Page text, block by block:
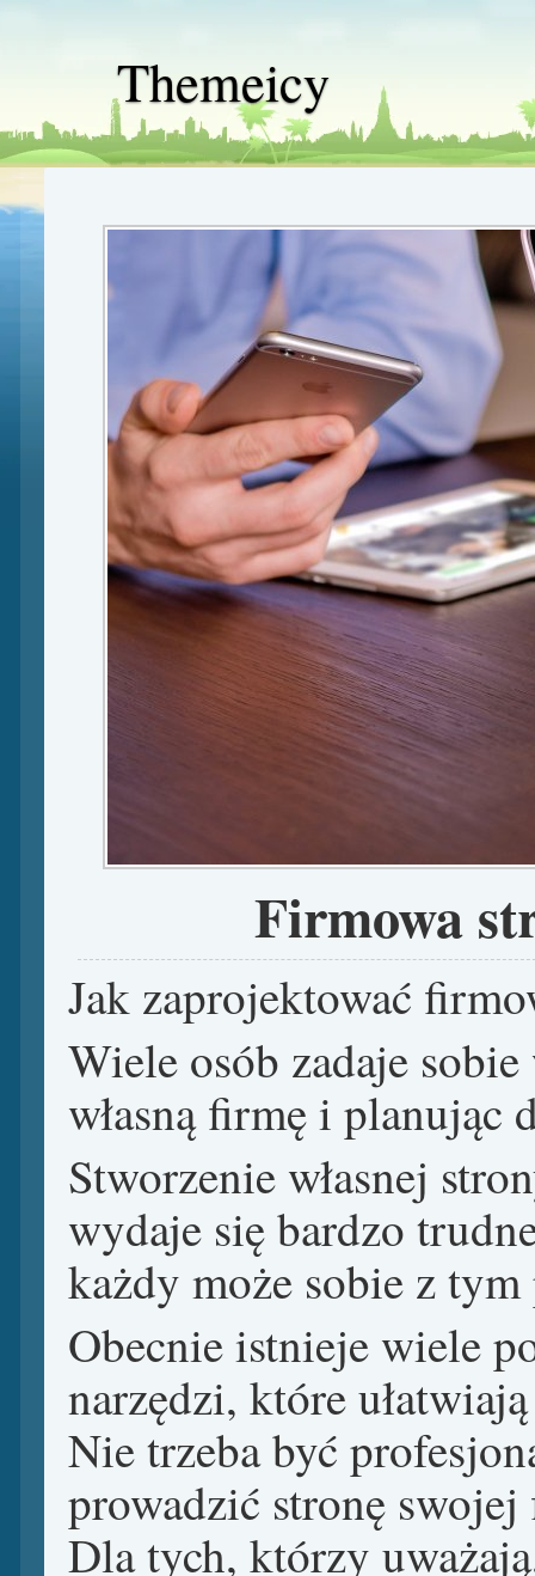
Themeicy
Firmowa
Jak zaprojektować
Wiele osób zadaje
własną firmę i planując
Stworzenie własnej
wydaje się bardzo
każdy może sobie z
Obecnie istnieje wiele
narzędzi, które
Nie trzeba być
prowadzić stronę
Dla tych, którzy